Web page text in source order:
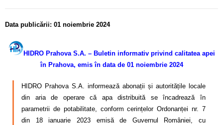
Data publicării: 01 noiembrie 2024
HIDRO Prahova S.A. – Buletin informativ privind calitatea apei
în Prahova, emis în data de 01 noiembrie 2024
HIDRO Prahova S.A. informează abonații și autoritățile locale
din aria de operare că apa distribuită se încadrează în
parametrii de potabilitate, conform cerințelor Ordonanței nr. 7
din 18 ianuarie 2023 emisă de Guvernul României, cu